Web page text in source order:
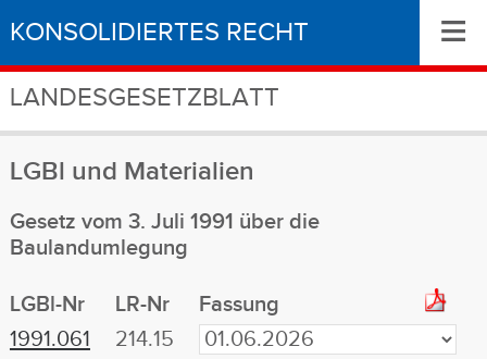
KONSOLIDIERTES RECHT
LANDESGESETZBLATT
≡
LGBl und Materialien
Gesetz vom 3. Juli 1991 über die
Baulandumlegung
LGBl-Nr LR-Nr
Fassung
1991.061
214.15